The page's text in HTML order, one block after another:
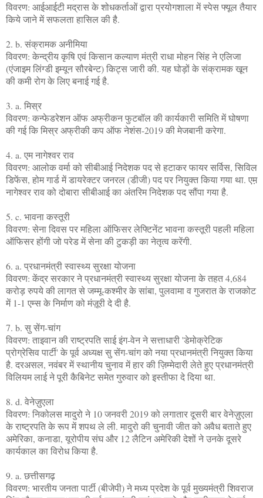
विवरण: आईआईटी मद्रास के शोधकर्ताओं द्वारा प्रयोगशाला में स्पेस फ्यूल तैयार
किये जाने में सफलता हासिल की है.
2. b. संक्रामक अनीमिया
विवरण: केन्द्रीय कृषि एवं किसान कल्याण मंत्री राधा मोहन सिंह ने एलिजा
(एंजाइम लिंग्डी इम्यून सौरबेन्ट‍) किट्स जारी की. यह घोड़ों के संक्रामक खून
की कमी रोग के लिए बनाई गई है.
3. a. मिस्र
विवरण: कन्फेडरेशन ऑफ अफ्रीकन फुटबॉल की कार्यकारी समिति में घोषणा
की गई कि मिस्र अफ्रीकी कप ऑफ नेशंस-2019 की मेजबानी करेगा.
4. a. एम नागेश्वर राव
विवरण: आलोक वर्मा को सीबीआई निदेशक पद से हटाकर फायर सर्विस, सिविल
डिफेंस, होम गार्ड में डायरेक्टर जनरल (डीजी) पद पर नियुक्त किया गया था. एम़
नागेश्वर राव को दोबारा सीबीआई का अंतरिम निदेशक पद सौंपा गया है.
5. c. भावना कस्तूरी
विवरण: सेना दिवस पर महिला ऑफिसर लेफ्टिनेंट भावना कस्तूरी पहली महिला
ऑफिसर होंगी जो परेड में सेना की टुकड़ी का नेतृत्व करेंगी.
6. a. प्रधानमंत्री स्वास्थ्य सुरक्षा योजना
विवरण: केंद्र सरकार ने प्रधानमंत्री स्वास्थ्य सुरक्षा योजना के तहत 4,684
करोड़ रुपये की लागत से जम्मू-कश्मीर के सांबा, पुलवामा व गुजरात के राजकोट
में 1-1 एम्स के निर्माण को मंज़ूरी दे दी है.
7. b. सु सेंग-चांग
विवरण: ताइवान की राष्ट्रपति साई इंग-वेन ने सत्ताधारी 'डेमोक्रेटिक
प्रोग्रेसिव पार्टी' के पूर्व अध्यक्ष सु सेंग-चांग को नया प्रधानमंत्री नियुक्त किया
है. दरअसल, नवंबर में स्थानीय चुनाव में हार की ज़िम्मेदारी लेते हुए प्रधानमंत्री
विलियम लाई ने पूरी कैबिनेट समेत गुरुवार को इस्तीफा दे दिया था.
8. d. वेनेज़ुएला
विवरण: निकोलस मादुरो ने 10 जनवरी 2019 को लगातार दूसरी बार वेनेज़ुएला
के राष्ट्रपति के रूप में शपथ ले ली. मादुरो की चुनावी जीत को अवैध बताते हुए
अमेरिका, कनाडा, यूरोपीय संघ और 12 लैटिन अमेरिकी देशों ने उनके दूसरे
कार्यकाल का विरोध किया है.
9. a. छत्तीसगढ़
विवरण: भारतीय जनता पार्टी (बीजेपी) ने मध्य प्रदेश के पूर्व मुख्यमंत्री शिवराज